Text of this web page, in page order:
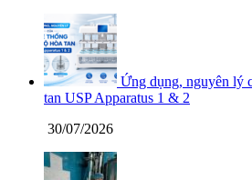
Ứng dụng, nguyên lý
tan USP Apparatus 1 & 2
30/07/2026